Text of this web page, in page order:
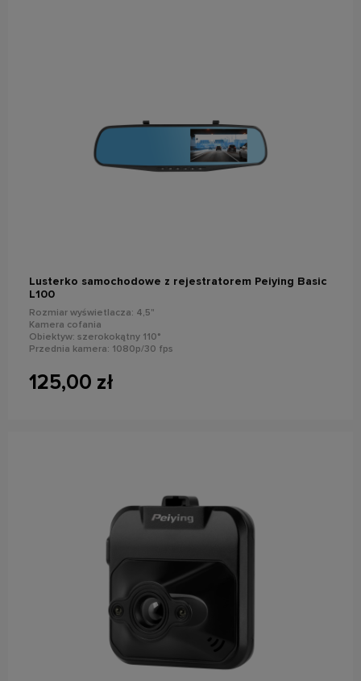
Lusterko samochodowe z rejestratorem Peiying Basic
L100
Rozmiar wyświetlacza: 4,5"
Kamera cofania
Obiektyw: szerokokątny 110°
Przednia kamera: 1080p/30 fps
stempel daty
125,00 zł
powiadom o dostępności